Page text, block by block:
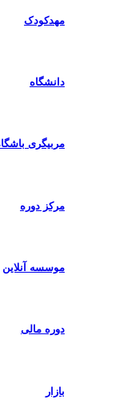
مهدکودک
دانشگاه
مربیگری باشگاه
مرکز دوره
موسسه آنلاین
دوره مالی